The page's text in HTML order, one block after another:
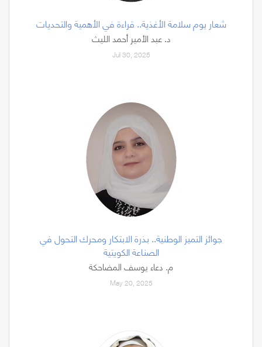
شعار يوم سلامة الأغذية.. قراءة في الأهمية والتحديات
د. عبد الأمير أحمد الليث
Jul 30, 2025
جوائز التميز الوطنية.. بذرة الابتكار ومحرك التحول في
الصناعة الكويتية
م. دعاء يوسف المضاحكة
May 20, 2025